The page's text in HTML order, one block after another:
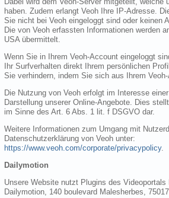
haben. Zudem erlangt Veoh Ihre IP-Adresse.
Sie nicht bei Veoh eingeloggt sind oder keinen
Die von Veoh erfassten Informationen werden
USA übermittelt.
Wenn Sie in Ihrem Veoh-Account eingeloggt
Ihr Surfverhalten direkt Ihrem persönlichen
Sie verhindern, indem Sie sich aus Ihrem
Die Nutzung von Veoh erfolgt im Interesse
Darstellung unserer Online-Angebote. Dies
im Sinne des Art. 6 Abs. 1 lit. f DSGVO dar.
Weitere Informationen zum Umgang mit
Datenschutzerklärung von Veoh unter:
https://www.veoh.com/corporate/privacypolicy.
Dailymotion
Unsere Website nutzt Plugins des
Dailymotion, 140 boulevard Malesherbes,